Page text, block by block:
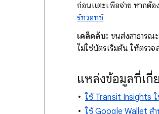
ก่อนแตะเพื่อจ่าย หากต้อ
ร์ทวอทช์
เคล็ดลับ: ขนส่งสาธารณ
ไม่ใช่บัตรเริ่มต้น ให้ตรว
แหล่งข้อมูลที่เกี่
ใช้ Transit Insights
ใช้ Google Wallet ส